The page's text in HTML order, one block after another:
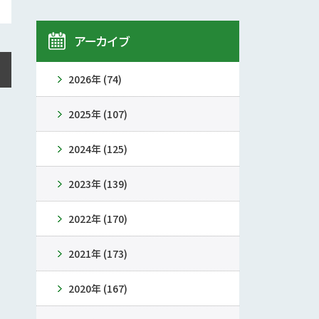
アーカイブ
2026年 (74)
2025年 (107)
2024年 (125)
2023年 (139)
2022年 (170)
2021年 (173)
2020年 (167)